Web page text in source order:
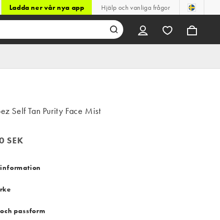
Ladda ner vår nya app Hjälp och vanliga frågor
Self Tan Purity Face Mist
SEK
passform